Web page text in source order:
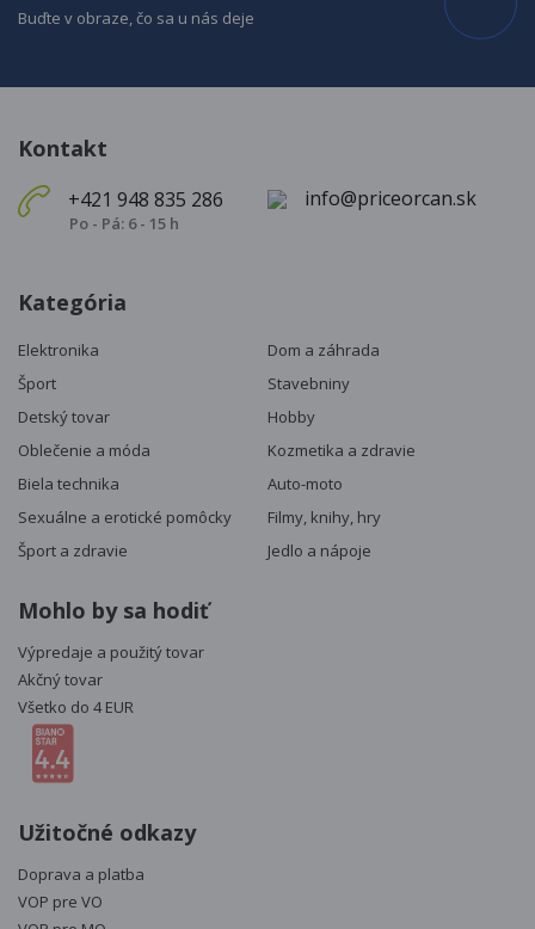
Buďte v obraze, čo sa u nás deje
Kontakt
+421 948 835 286
Po - Pá: 6 - 15 h
info@priceorcan.sk
Kategória
Elektronika
Dom a záhrada
Šport
Stavebniny
Detský tovar
Hobby
Oblečenie a móda
Kozmetika a zdravie
Biela technika
Auto-moto
Sexuálne a erotické pomôcky
Filmy, knihy, hry
Šport a zdravie
Jedlo a nápoje
Mohlo by sa hodiť
Výpredaje a použitý tovar
Akčný tovar
Všetko do 4 EUR
Užitočné odkazy
Doprava a platba
VOP pre VO